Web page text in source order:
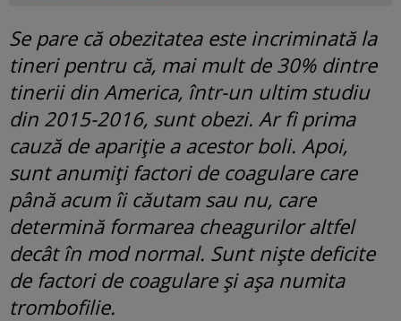
Se pare că obezitatea este incriminată la
tineri pentru că, mai mult de 30% dintre
tinerii din America, într-un ultim studiu
din 2015-2016, sunt obezi. Ar fi prima
cauză de apariție a acestor boli. Apoi,
sunt anumiți factori de coagulare care
până acum îi căutam sau nu, care
determină formarea cheagurilor altfel
decât în mod normal. Sunt niște deficite
de factori de coagulare și așa numita
trombofilie.